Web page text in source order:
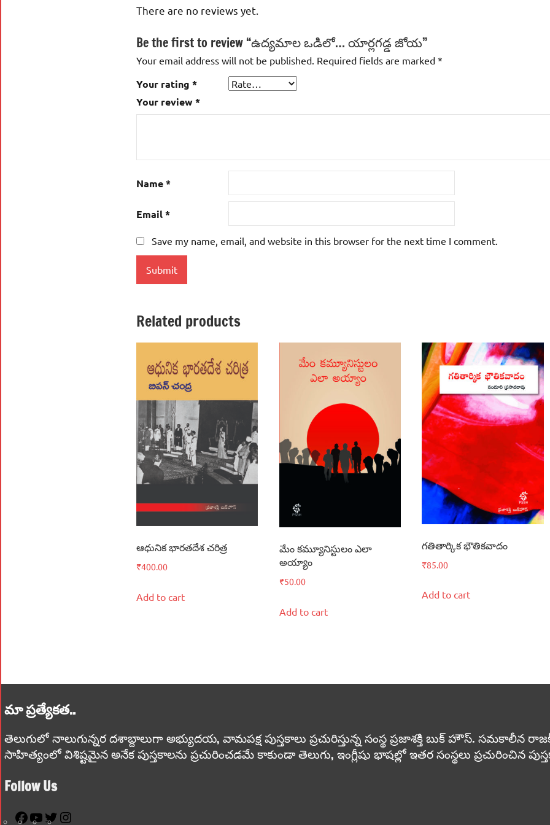
There are no reviews yet.
Be the first to review “ఉద్యమాల ఒడిలో… యార్లగడ్డ జోయ”
Your email address will not be published. Required fields are marked *
Your rating *
Your review*
Name*
Email*
Save my name, email, and website in this browser for the next time I comment.
Related products
ఆధునిక భారతదేశ చరిత్ర
₹400.00
Add to cart
మేం కమ్యూనిస్టులం ఎలా
అయ్యాం
₹50.00
Add to cart
గతితార్కిక భౌతికవాదం
₹85.00
Add to cart
మా ప్రత్యేకత..
తెలుగులో నాలుగున్నర దశాబ్దాలుగా అభ్యుదయ, వామపక్ష పుస్తకాలు ప్రచురిస్తున్న సంస్థ ప్రజాశక్తి బుక్ హౌస్. సమకాలీన
సాహిత్యంలో విశిష్టమైన అనేక పుస్తకాలను ప్రచురించడమే కాకుండా తెలుగు, ఇంగ్లీషు భాషల్లో ఇతర సంస్థలు ప్రచురించిన
Follow Us
Facebook
YouTube
Twitter